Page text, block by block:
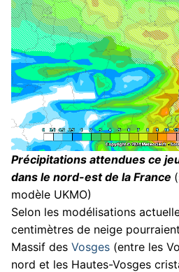
Précipitations attendues ce
dans le nord-est de la France
modèle UKMO)
Selon les modélisations
centimètres de neige
Massif des Vosges (entre les
nord et les Hautes-Vosges